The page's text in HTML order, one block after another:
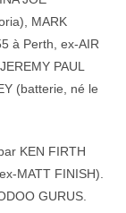
MARK
à Perth, ex-AIR
PAUL
(batterie, né le
KEN FIRTH
MATT FINISH).
GURUS.